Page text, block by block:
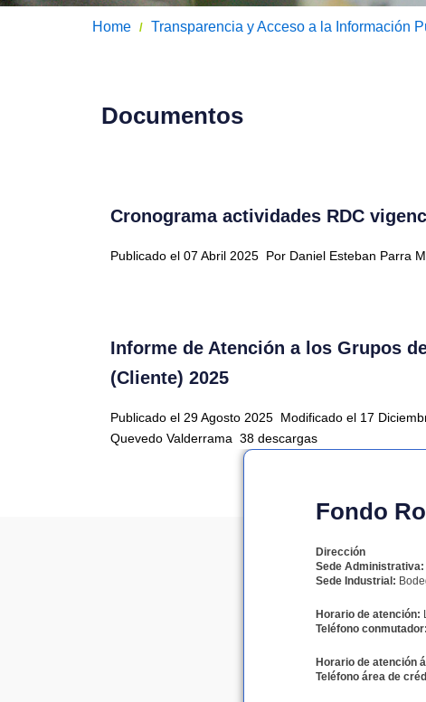
Home / Transparencia y Acceso a la Información
Documentos
Cronograma actividades RDC
Publicado el 07 Abril 2025 Por Daniel Esteban Parra
Informe de Atención a los Grupos
(Cliente) 2025
Publicado el 29 Agosto 2025 Modificado el 17
Quevedo Valderrama 38 descargas
Fondo
Dirección
Sede Administrativa:
Sede Industrial:
Horario de atención:
Teléfono conmutador:
Horario de atención
Teléfono área de